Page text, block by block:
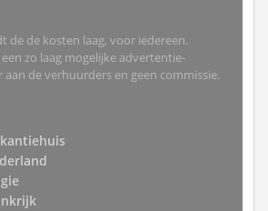
de de kosten laag, voor iedereen.
zo laag mogelijke advertentie-
de verhuurders en geen commissie.